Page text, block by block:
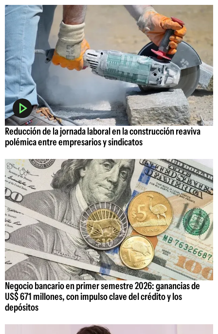
Reducción de la jornada laboral en la construcción reaviva
polémica entre empresarios y sindicatos
Negocio bancario en primer semestre 2026: ganancias de
US$ 671 millones, con impulso clave del crédito y los
depósitos